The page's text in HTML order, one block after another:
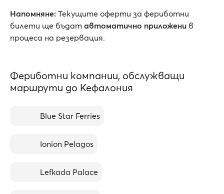
Напомняне: Текущите оферти за фериботни
билети ще бъдат автоматично приложени в
процеса на резервация.
Фериботни компании, обслужващи
маршрути до Кефалония
Blue Star Ferries
Ionion Pelagos
Lefkada Palace